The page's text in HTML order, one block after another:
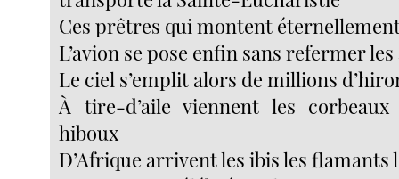
Ces prêtres qui montent
L’avion se pose enfin sans refermer
Le ciel s’emplit alors de millions
À tire-d’aile viennent les
hiboux
D’Afrique arrivent les ibis les flamants